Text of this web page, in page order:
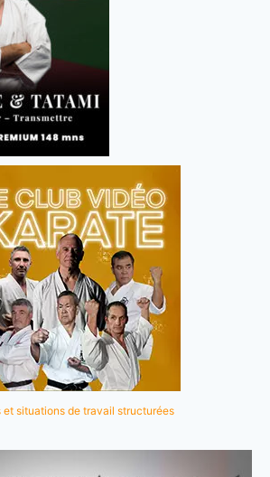
et situations de travail structurées